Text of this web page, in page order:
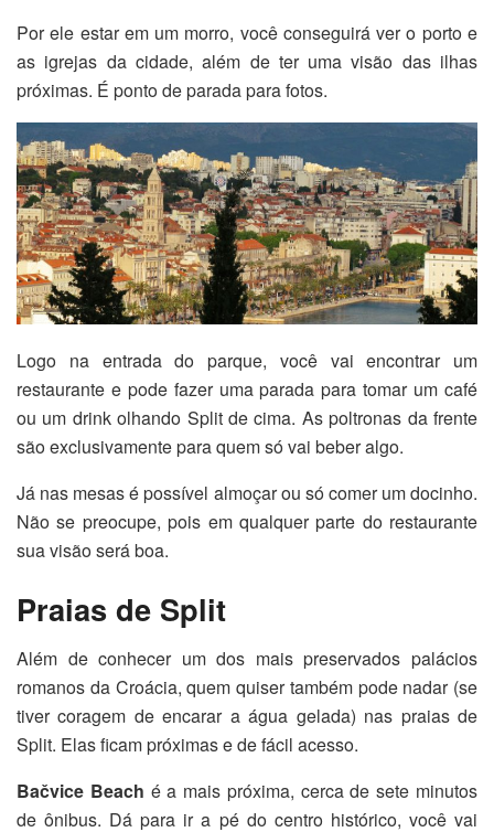
Por ele estar em um morro, você conseguirá ver o porto e
as igrejas da cidade, além de ter uma visão das ilhas
próximas. É ponto de parada para fotos.
Logo na entrada do parque, você vai encontrar um
restaurante e pode fazer uma parada para tomar um café
ou um drink olhando Split de cima. As poltronas da frente
são exclusivamente para quem só vai beber algo.
Já nas mesas é possível almoçar ou só comer um docinho.
Não se preocupe, pois em qualquer parte do restaurante
sua visão será boa.
Praias de Split
Além de conhecer um dos mais preservados palácios
romanos da Croácia, quem quiser também pode nadar (se
tiver coragem de encarar a água gelada) nas praias de
Split. Elas ficam próximas e de fácil acesso.
Bačvice Beach é a mais próxima, cerca de sete minutos
de ônibus. Dá para ir a pé do centro histórico, você vai